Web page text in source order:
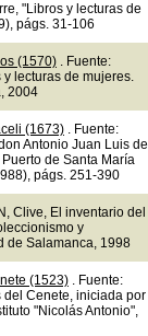
"Libros y lecturas de
págs. 31-106
(1570). Fuente:
y lecturas de mujeres.
2004
(1673). Fuente:
Antonio Juan Luis de
de Santa María
págs. 251-390
Clive, El inventario del
y
de Salamanca, 1998
(1523). Fuente:
del Cenete, iniciada por
"Nicolás Antonio",